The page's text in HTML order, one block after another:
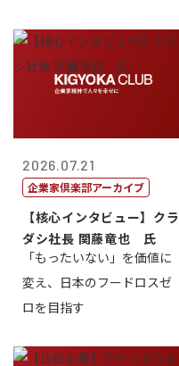
2026.07.21
企業家倶楽部アーカイブ
【核心インタビュー】クラ
ダシ社長 関藤竜也 氏
「もったいない」を価値に
変え、日本のフードロスゼ
ロを目指す